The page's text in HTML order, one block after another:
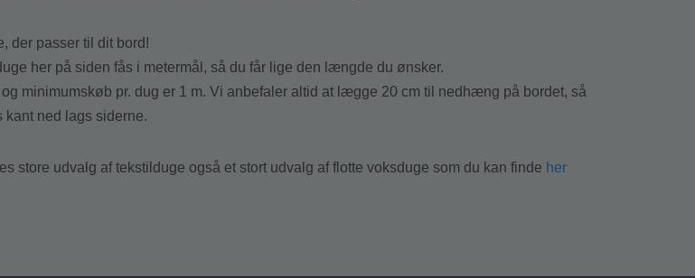
der passer til dit bord!
her på siden fås i metermål, så du får lige den længde du ønsker.
og minimumskøb pr. dug er 1 m. Vi anbefaler altid at lægge 20 cm til nedhæng på bordet, så
kant ned lags siderne.
store udvalg af tekstilduge også et stort udvalg af flotte voksduge som du kan finde her